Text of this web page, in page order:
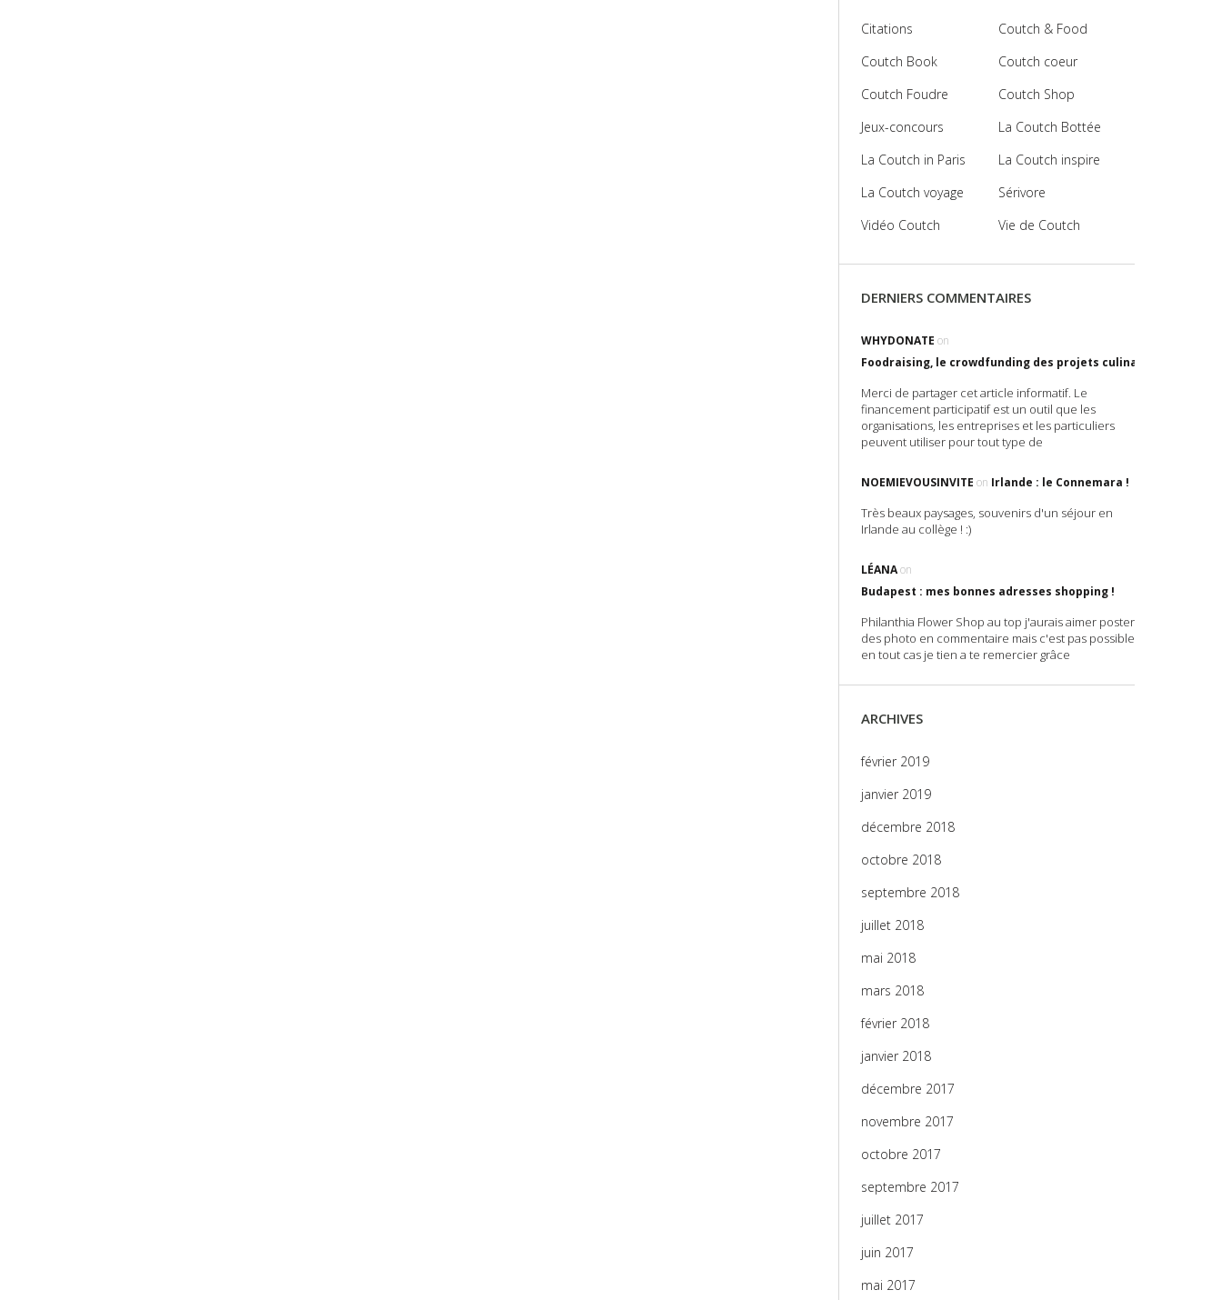
Citations
Coutch & Food
Coutch Book
Coutch coeur
Coutch Foudre
Coutch Shop
Jeux-concours
La Coutch Bottée
La Coutch in Paris
La Coutch inspire
La Coutch voyage
Sérivore
Vidéo Coutch
Vie de Coutch
DERNIERS COMMENTAIRES
WHYDONATE on
Foodraising, le crowdfunding des projets culinaires !
Merci de partager cet article informatif. Le
financement participatif est un outil que les
organisations, les entreprises et les particuliers
peuvent utiliser pour tout type de
NOEMIEVOUSINVITE on Irlande : le Connemara !
Très beaux paysages, souvenirs d'un séjour en
Irlande au collège ! :)
LÉANAon
Budapest : mes bonnes adresses shopping !
Philanthia Flower Shop au top j'aurais aimer poster
des photo en commentaire mais c'est pas possible
en tout cas je tien a te remercier grâce
ARCHIVES
février 2019
janvier 2019
décembre 2018
octobre 2018
septembre 2018
juillet 2018
mai 2018
mars 2018
février 2018
janvier 2018
décembre 2017
novembre 2017
octobre 2017
septembre 2017
juillet 2017
juin 2017
mai 2017